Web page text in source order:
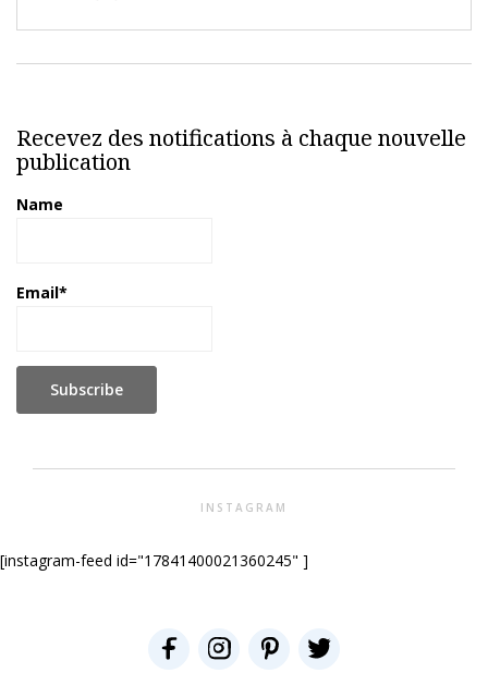
Recevez des notifications à chaque nouvelle
publication
Name
Email*
INSTAGRAM
[instagram-feed id="17841400021360245" ]